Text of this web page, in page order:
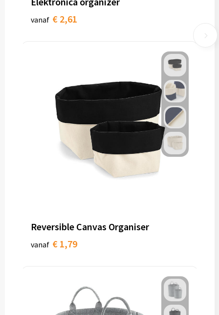
vanaf € 2,61
Reversible Canvas Organiser
vanaf € 1,79